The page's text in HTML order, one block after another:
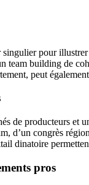
pour
team building de
peut
de producteurs
d’un congrès
dinatoire
pros